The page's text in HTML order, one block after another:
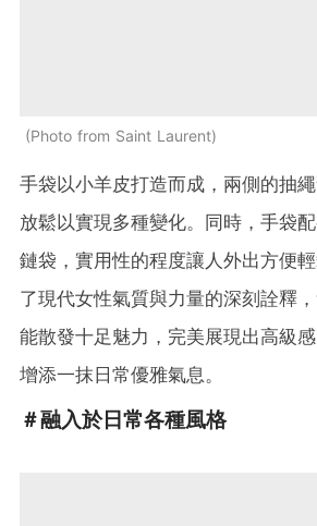
Photo from Saint Laurent
手袋以小羊皮打造而成，兩側的抽
放鬆以實現多種變化。同時，手袋
鏈袋，實用性的程度讓人外出方便
了現代女性氣質與力量的深刻詮釋
能散發十足魅力，完美展現出高級
增添一抹日常優雅氣息。
＃融入於日常各種風格